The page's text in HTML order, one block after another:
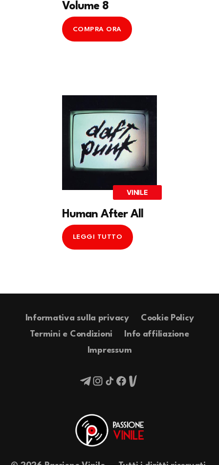
Volume 8
COMPRA ORA
VINILE
Human After All
LEGGI TUTTO
Informativa sulla privacy
Cookie Policy
Termini e Condizioni
Info affiliazione
Impressum